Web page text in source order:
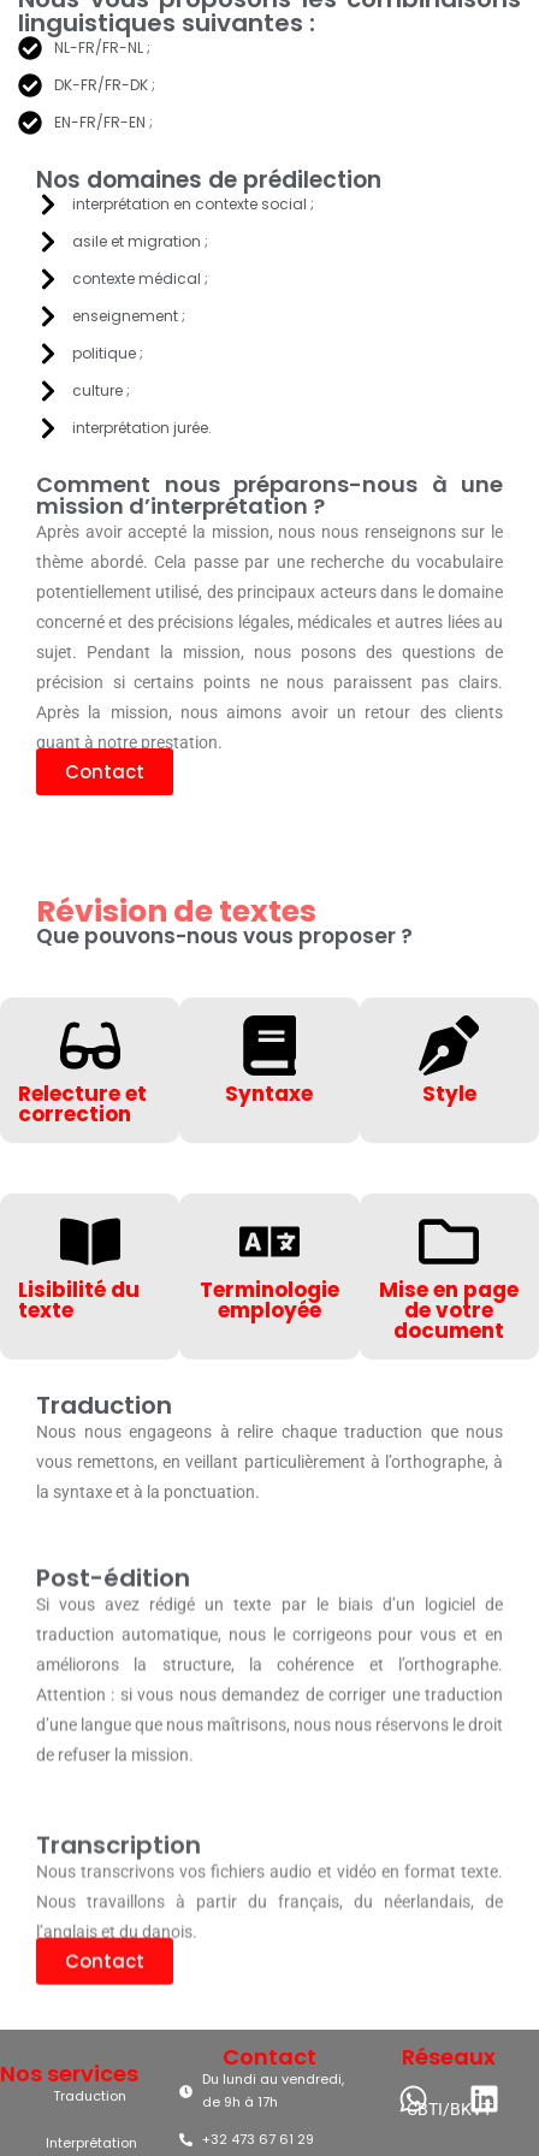
utiliser un
linguistiques suivantes :
NL-FR/FR-NL ;
DK-FR/FR-DK ;
EN-FR/FR-EN ;
Nos domaines de prédilection
interprétation en contexte social ;
asile et migration ;
contexte médical ;
enseignement ;
politique ;
culture ;
interprétation jurée.
Comment nous préparons-nous à une
mission d’interprétation ?
Après avoir accepté la mission, nous nous renseignons sur le
thème abordé. Cela passe par une recherche du vocabulaire
potentiellement utilisé, des principaux acteurs dans le domaine
concerné et des précisions légales, médicales et autres liées au
sujet. Pendant la mission, nous posons des questions de
précision si certains points ne nous paraissent pas clairs.
Après la mission, nous aimons avoir un retour des clients
quant à notre prestation.
Contact
Révision de textes
Que pouvons-nous vous proposer ?
Relecture et
correction
Syntaxe Style
Lisibilité du
texte
Terminologie
employée
Mise en page
de votre
document
Traduction
Nous nous engageons à relire chaque traduction que nous
vous remettons, en veillant particulièrement à l’orthographe, à
la syntaxe et à la ponctuation.
Post-édition
Si vous avez rédigé un texte par le biais d’un logiciel de
traduction automatique, nous le corrigeons pour vous et en
améliorons la structure, la cohérence et l’orthographe.
Attention : si vous nous demandez de corriger une traduction
d’une langue que nous maîtrisons, nous nous réservons le droit
de refuser la mission.
Transcription
Nous transcrivons vos fichiers audio et vidéo en format texte.
Nous travaillons à partir du français, du néerlandais, de
l’anglais et du danois.
Contact
Nos services
Traduction
Interprétation
Contact
Du lundi au vendredi,
de 9h à 17h
+32 473 67 61 29
Réseaux
CBTI/BKVT